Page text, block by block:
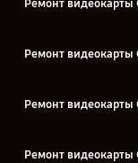
Ремонт видеокарты
Ремонт видеокарты
Ремонт видеокарты
Ремонт видеокарты